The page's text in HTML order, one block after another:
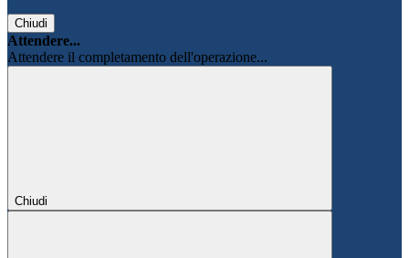
Chiudi
Attendere...
Attendere il completamento dell'operazione...
Chiudi